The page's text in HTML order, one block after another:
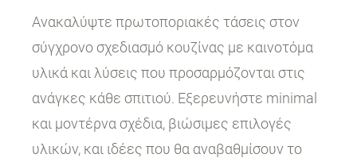
Ανακαλύψτε πρωτοποριακές τάσεις στον
σύγχρονο σχεδιασμό κουζίνας με καινοτόμα
υλικά και λύσεις που προσαρμόζονται στις
ανάγκες κάθε σπιτιού. Εξερευνήστε minimal
και μοντέρνα σχέδια, βιώσιμες επιλογές
υλικών, και ιδέες που θα αναβαθμίσουν το